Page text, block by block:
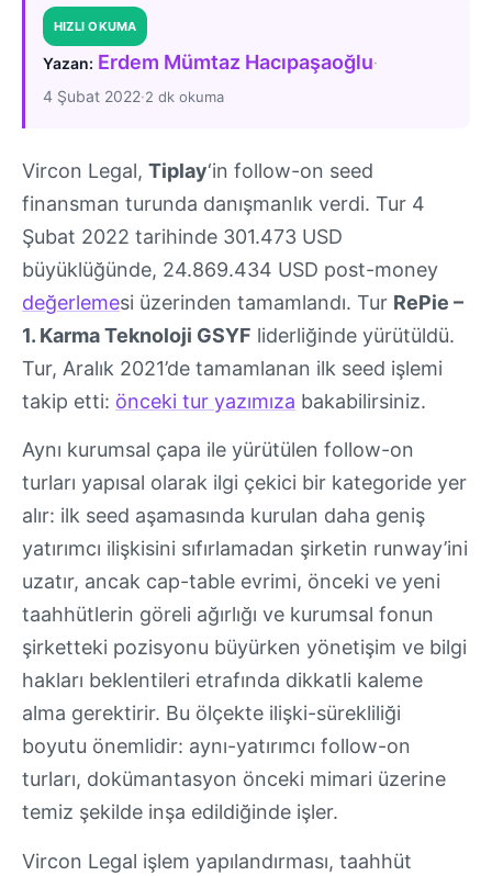
HIZLI OKUMA
Yazan: Erdem Mümtaz Hacıpaşaoğlu·
4 Şubat 2022·2 dk okuma
Vircon Legal, Tiplay‘in follow-on seed
finansman turunda danışmanlık verdi. Tur 4
Şubat 2022 tarihinde 301.473 USD
büyüklüğünde, 24.869.434 USD post-money
değerlemesi üzerinden tamamlandı. Tur RePie –
1. Karma Teknoloji GSYF liderliğinde yürütüldü.
Tur, Aralık 2021’de tamamlanan ilk seed işlemi
takip etti: önceki tur yazımıza bakabilirsiniz.
Aynı kurumsal çapa ile yürütülen follow-on
turları yapısal olarak ilgi çekici bir kategoride yer
alır: ilk seed aşamasında kurulan daha geniş
yatırımcı ilişkisini sıfırlamadan şirketin runway’ini
uzatır, ancak cap-table evrimi, önceki ve yeni
taahhütlerin göreli ağırlığı ve kurumsal fonun
şirketteki pozisyonu büyürken yönetişim ve bilgi
hakları beklentileri etrafında dikkatli kaleme
alma gerektirir. Bu ölçekte ilişki-sürekliliği
boyutu önemlidir: aynı-yatırımcı follow-on
turları, dokümantasyon önceki mimari üzerine
temiz şekilde inşa edildiğinde işler.
Vircon Legal işlem yapılandırması, taahhüt